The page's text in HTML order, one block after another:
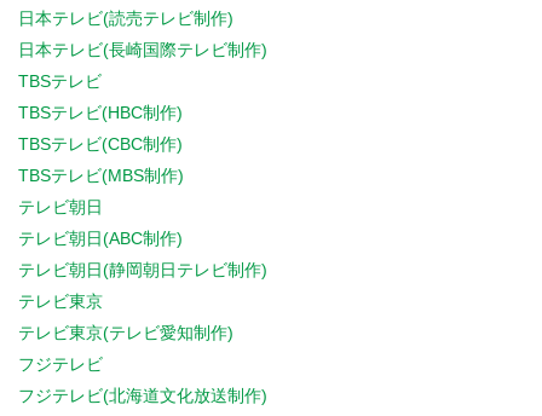
日本テレビ(読売テレビ制作)
日本テレビ(長崎国際テレビ制作)
TBSテレビ
TBSテレビ(HBC制作)
TBSテレビ(CBC制作)
TBSテレビ(MBS制作)
テレビ朝日
テレビ朝日(ABC制作)
テレビ朝日(静岡朝日テレビ制作)
テレビ東京
テレビ東京(テレビ愛知制作)
フジテレビ
フジテレビ(北海道文化放送制作)